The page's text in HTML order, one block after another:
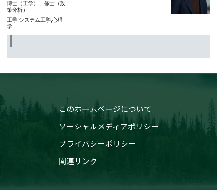
博士（工学）、修士（政
策分析）
工学,システム工学,心理
学
このホームページについて
ソーシャルメディアポリシー
プライバシーポリシー
関連リンク